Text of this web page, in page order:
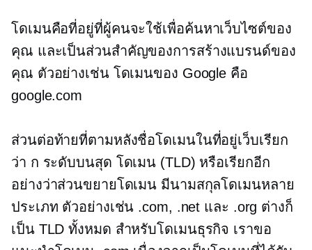
โดเมนคือที่อยู่ที่ผู้คนจะใช้เพื่อค้นหาเว็บไซต์ของ
คุณ และเป็นส่วนสำคัญของการสร้างแบรนด์ของ
คุณ ตัวอย่างเช่น โดเมนของ Google คือ
google.com
ส่วนต่อท้ายที่ตามหลังชื่อโดเมนในที่อยู่เว็บเรียก
ว่า ก ระดับบนสุด โดเมน (TLD) หรือเรียกอีก
อย่างว่าส่วนขยายโดเมน มีนามสกุลโดเมนหลาย
ประเภท ตัวอย่างเช่น .com, .net และ .org ต่างก็
เป็น TLD ทั้งหมด สำหรับโดเมนธุรกิจ เราขอ